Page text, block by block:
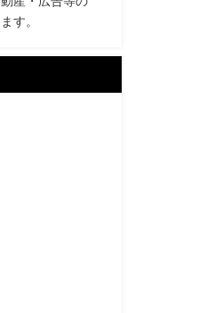
す。